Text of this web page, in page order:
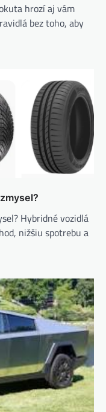
hrozí aj vám
bez toho, aby
Hybridné vozidlá
nižšiu spotrebu a